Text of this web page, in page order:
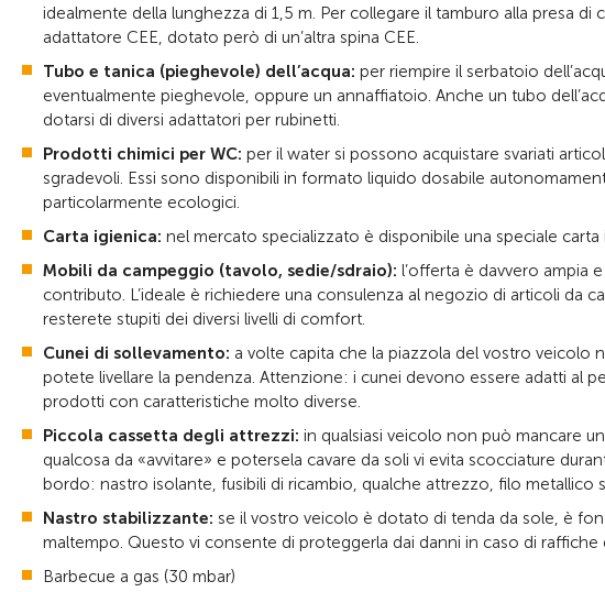
idealmente della lunghezza di 1,5 m. Per collegare il tamburo alla presa
adattatore CEE, dotato però di un’altra spina CEE.
Tubo e tanica (pieghevole) dell’acqua: per riempire il serbatoio
eventualmente pieghevole, oppure un annaffiatoio. Anche un tubo
dotarsi di diversi adattatori per rubinetti.
Prodotti chimici per WC: per il water si possono acquistare svariati
sgradevoli. Essi sono disponibili in formato liquido dosabile
particolarmente ecologici.
Carta igienica: nel mercato specializzato è disponibile una speciale
Mobili da campeggio (tavolo, sedie/sdraio): l’offerta è davvero ampia
contributo. L’ideale è richiedere una consulenza al negozio di articoli da
resterete stupiti dei diversi livelli di comfort.
Cunei di sollevamento: a volte capita che la piazzola del vostro veicolo
potete livellare la pendenza. Attenzione: i cunei devono essere adatti al
prodotti con caratteristiche molto diverse.
Piccola cassetta degli attrezzi: in qualsiasi veicolo non può mancare
qualcosa da «avvitare» e potersela cavare da soli vi evita scocciature
bordo: nastro isolante, fusibili di ricambio, qualche attrezzo, filo metallico
Nastro stabilizzante: se il vostro veicolo è dotato di tenda da sole, è
maltempo. Questo vi consente di proteggerla dai danni in caso di raffiche
Barbecue a gas (30 mbar)